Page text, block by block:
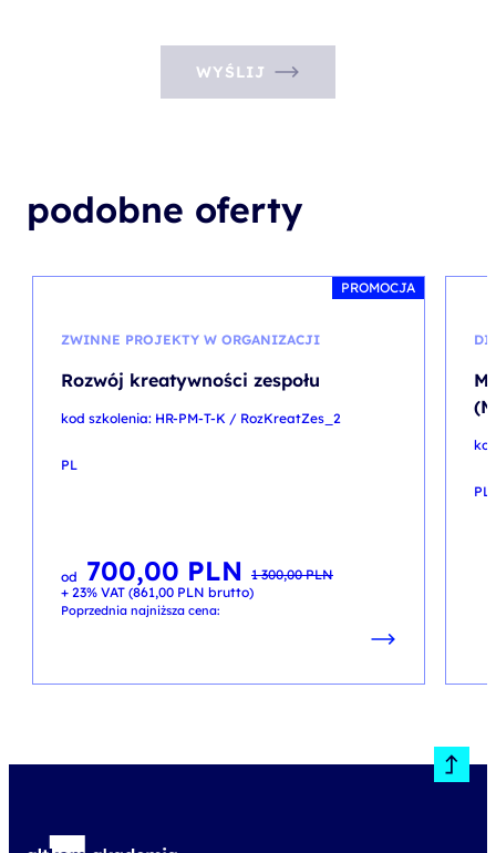
WYŚLIJ
podobne oferty
PROMOCJA
ZWINNE PROJEKTY W ORGANIZACJI
Rozwój kreatywności zespołu
kod szkolenia: HR-PM-T-K / RozKreatZes_2
PL
od 1 300,00PLN
Pierwotna
cena
wynosiła:
1 300,00 PLN.
700,00 PLN
Aktualna
cena
wynosi:
700,00 PLN.
+ 23% VAT (861,00 PLN brutto)
Poprzednia najniższa cena:
PL